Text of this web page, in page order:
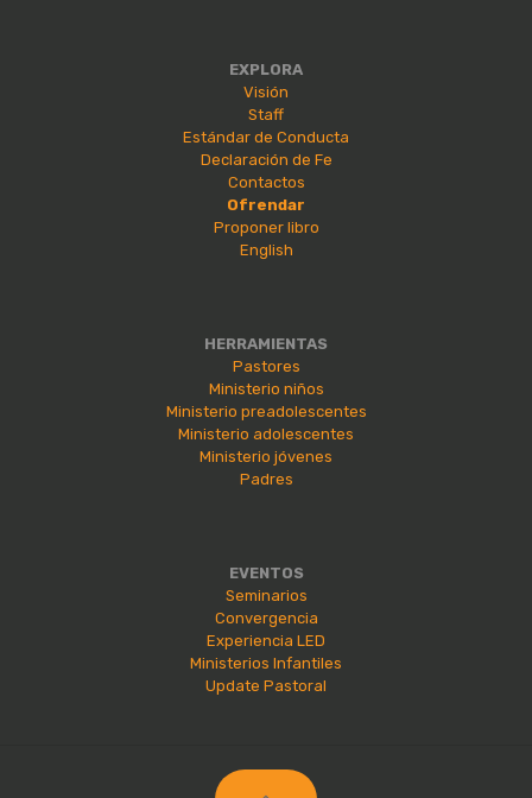
EXPLORA
Visión
Staff
Estándar de Conducta
Declaración de Fe
Contactos
Ofrendar
Proponer libro
English
HERRAMIENTAS
Pastores
Ministerio niños
Ministerio preadolescentes
Ministerio adolescentes
Ministerio jóvenes
Padres
EVENTOS
Seminarios
Convergencia
Experiencia LED
Ministerios Infantiles
Update Pastoral